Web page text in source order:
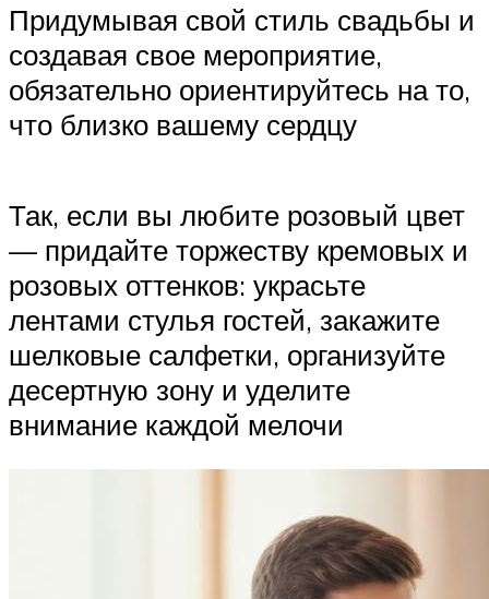
Придумывая свой стиль свадьбы и
создавая свое мероприятие,
обязательно ориентируйтесь на то,
что близко вашему сердцу
Так, если вы любите розовый цвет
— придайте торжеству кремовых и
розовых оттенков: украсьте
лентами стулья гостей, закажите
шелковые салфетки, организуйте
десертную зону и уделите
внимание каждой мелочи